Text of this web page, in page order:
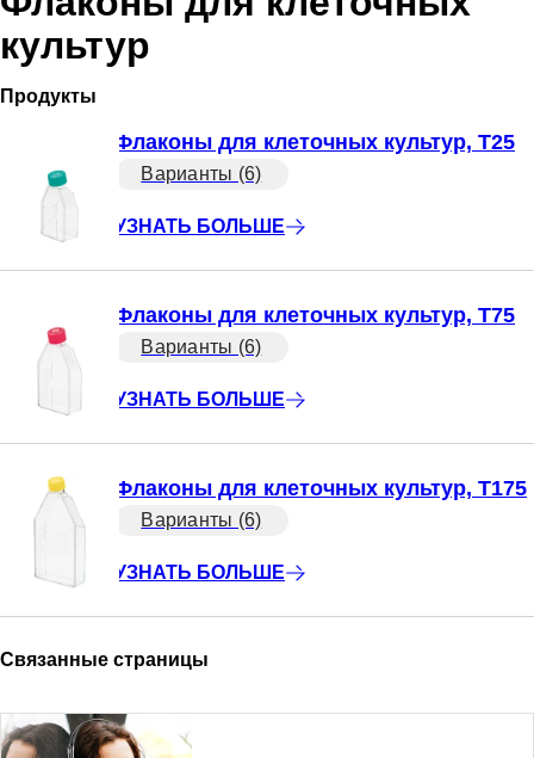
культур
Продукты
Флаконы для клеточных культур, T25
Варианты (6)
УЗНАТЬ БОЛЬШЕ
Флаконы для клеточных культур, T75
Варианты (6)
УЗНАТЬ БОЛЬШЕ
Флаконы для клеточных культур, T175
Варианты (6)
УЗНАТЬ БОЛЬШЕ
Связанные страницы